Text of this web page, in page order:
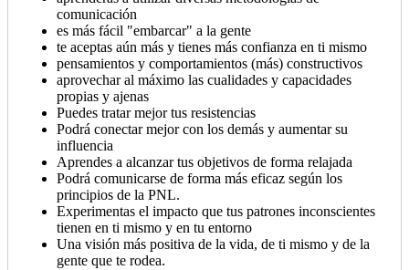
comunicación
es más fácil "embarcar" a la gente
te aceptas aún más y tienes más confianza en ti mismo
pensamientos y comportamientos (más) constructivos
aprovechar al máximo las cualidades y capacidades
propias y ajenas
Puedes tratar mejor tus resistencias
Podrá conectar mejor con los demás y aumentar su
influencia
Aprendes a alcanzar tus objetivos de forma relajada
Podrá comunicarse de forma más eficaz según los
principios de la PNL.
Experimentas el impacto que tus patrones inconscientes
tienen en ti mismo y en tu entorno
Una visión más positiva de la vida, de ti mismo y de la
gente que te rodea.